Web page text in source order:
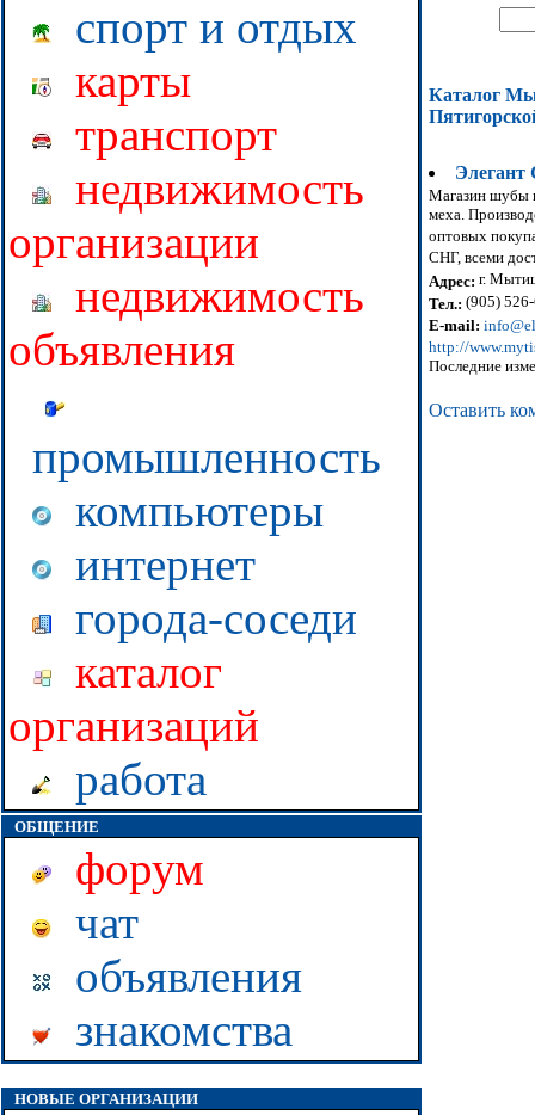
спорт и отдых
карты
транспорт
недвижимость
организации
недвижимость
объявления
промышленность
компьютеры
интернет
города-соседи
каталог
организаций
работа
ОБЩЕНИЕ
форум
чат
объявления
знакомства
НОВЫЕ ОРГАНИЗАЦИИ
Каталог
Элегант
Магазин шубы
меха.
оптовых
СНГ, всеми
Адрес: г.
Тел.: (905)
E-mail:
http://
Последние
Оставить